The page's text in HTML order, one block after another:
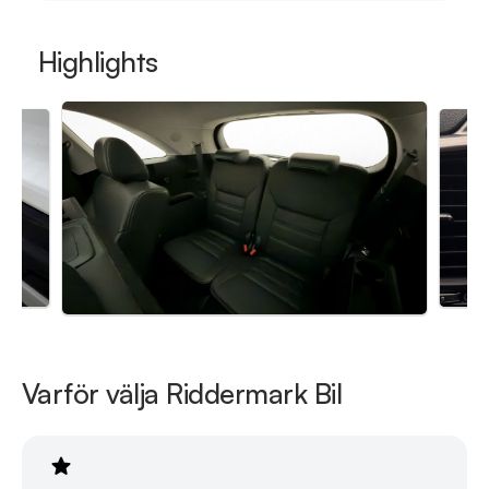
Highlights
Varför välja Riddermark Bil
Måndag - Fredag 10:00 - 19:00
Lördag 10:00 - 18:00
Söndag 10:00 - 16:00
Välkomna!